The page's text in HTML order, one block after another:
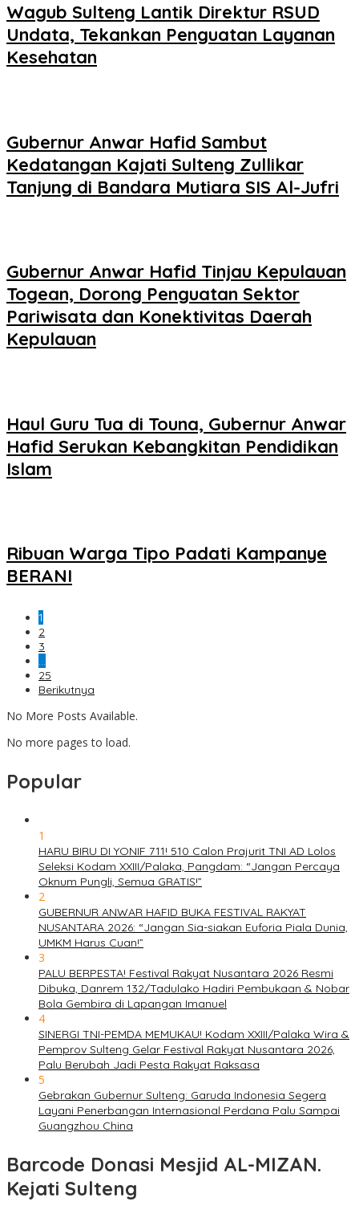
Wagub Sulteng Lantik Direktur RSUD
Undata, Tekankan Penguatan Layanan
Kesehatan
Gubernur Anwar Hafid Sambut
Kedatangan Kajati Sulteng Zullikar
Tanjung di Bandara Mutiara SIS Al-Jufri
Gubernur Anwar Hafid Tinjau Kepulauan
Togean, Dorong Penguatan Sektor
Pariwisata dan Konektivitas Daerah
Kepulauan
Haul Guru Tua di Touna, Gubernur Anwar
Hafid Serukan Kebangkitan Pendidikan
Islam
Ribuan Warga Tipo Padati Kampanye
BERANI
1
2
3
…
25
Berikutnya
No More Posts Available.
No more pages to load.
Popular
1
HARU BIRU DI YONIF 711! 510 Calon Prajurit TNI AD Lolos
Seleksi Kodam XXIII/Palaka, Pangdam: “Jangan Percaya
Oknum Pungli, Semua GRATIS!”
2
GUBERNUR ANWAR HAFID BUKA FESTIVAL RAKYAT
NUSANTARA 2026: “Jangan Sia-siakan Euforia Piala Dunia,
UMKM Harus Cuan!”
3
PALU BERPESTA! Festival Rakyat Nusantara 2026 Resmi
Dibuka, Danrem 132/Tadulako Hadiri Pembukaan & Nobar
Bola Gembira di Lapangan Imanuel
4
SINERGI TNI-PEMDA MEMUKAU! Kodam XXIII/Palaka Wira &
Pemprov Sulteng Gelar Festival Rakyat Nusantara 2026,
Palu Berubah Jadi Pesta Rakyat Raksasa
5
Gebrakan Gubernur Sulteng: Garuda Indonesia Segera
Layani Penerbangan Internasional Perdana Palu Sampai
Guangzhou China
Barcode Donasi Mesjid AL-MIZAN.
Kejati Sulteng